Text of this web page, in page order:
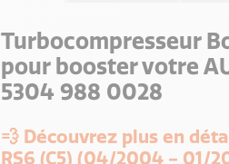
Turbocompresseur
pour booster votre
5304 988 0028
💨 Découvrez plus en
RS6 (C5) (04/2004 - 01/